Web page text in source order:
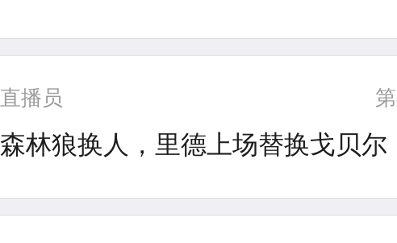
直播员
森林狼换人，里德上场替换戈贝尔